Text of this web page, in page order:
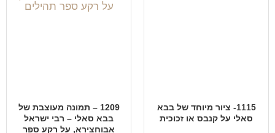
1115- ציור מיוחד של בבא
סאלי על קנבס או זכוכית
1209 – תמונה מעוצבת של
בבא סאלי – רבי ישראל
אבוחצירא, על רקע ספר